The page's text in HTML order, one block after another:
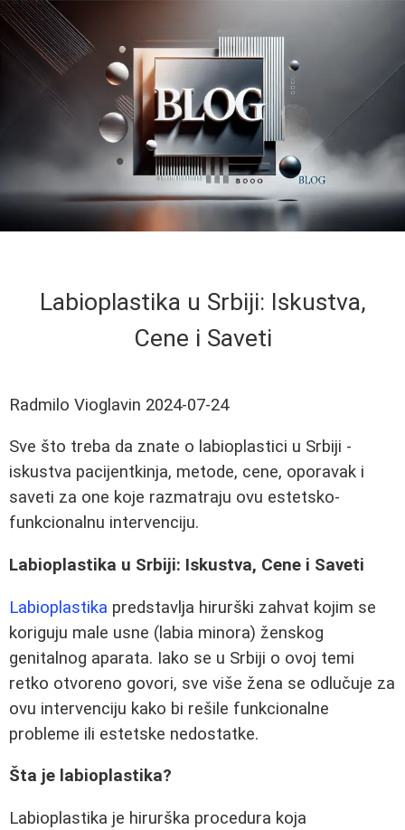
Labioplastika u Srbiji: Iskustva,
Cene i Saveti
Radmilo Vioglavin 2024-07-24
Sve što treba da znate o labioplastici u Srbiji -
iskustva pacijentkinja, metode, cene, oporavak i
saveti za one koje razmatraju ovu estetsko-
funkcionalnu intervenciju.
Labioplastika u Srbiji: Iskustva, Cene i Saveti
Labioplastika predstavlja hirurški zahvat kojim se
koriguju male usne (labia minora) ženskog
genitalnog aparata. Iako se u Srbiji o ovoj temi
retko otvoreno govori, sve više žena se odlučuje za
ovu intervenciju kako bi rešile funkcionalne
probleme ili estetske nedostatke.
Šta je labioplastika?
Labioplastika je hirurška procedura koja